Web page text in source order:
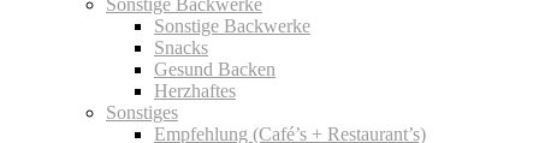
Sonstige Backwerke
Snacks
Gesund Backen
Herzhaftes
Sonstiges
Empfehlung (Café’s + Restaurant’s)